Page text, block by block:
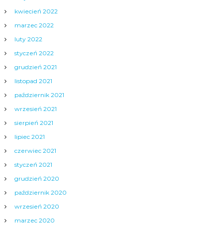
kwiecień 2022
marzec 2022
luty 2022
styczeń 2022
grudzień 2021
listopad 2021
październik 2021
wrzesień 2021
sierpień 2021
lipiec 2021
czerwiec 2021
styczeń 2021
grudzień 2020
październik 2020
wrzesień 2020
marzec 2020